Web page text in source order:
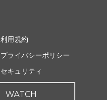
利用規約
プライバシーポリシー
セキュリティ
WATCH